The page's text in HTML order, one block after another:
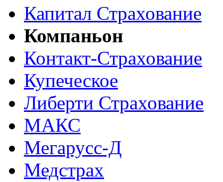
Капитал Страхование
Компаньон
Контакт-Страхование
Купеческое
Либерти Страхование
МАКС
Мегарусс-Д
Медстрах